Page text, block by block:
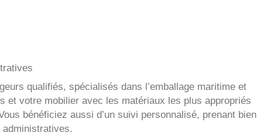
qualifiés, spécialisés dans l’emballage maritime et
et votre mobilier avec les matériaux les plus appropriés
bénéficiez aussi d’un suivi personnalisé, prenant bien